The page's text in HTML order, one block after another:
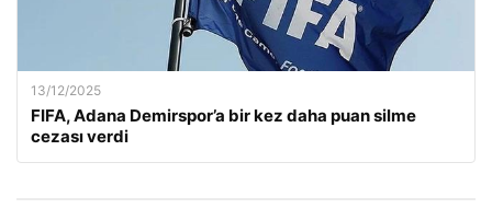
13/12/2025
FIFA, Adana Demirspor’a bir kez daha puan silme
cezası verdi